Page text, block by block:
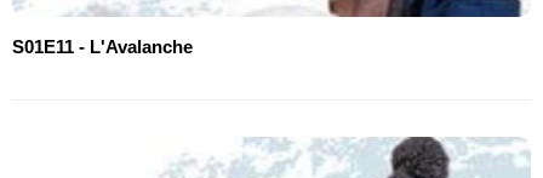
S01E11 - L'Avalanche